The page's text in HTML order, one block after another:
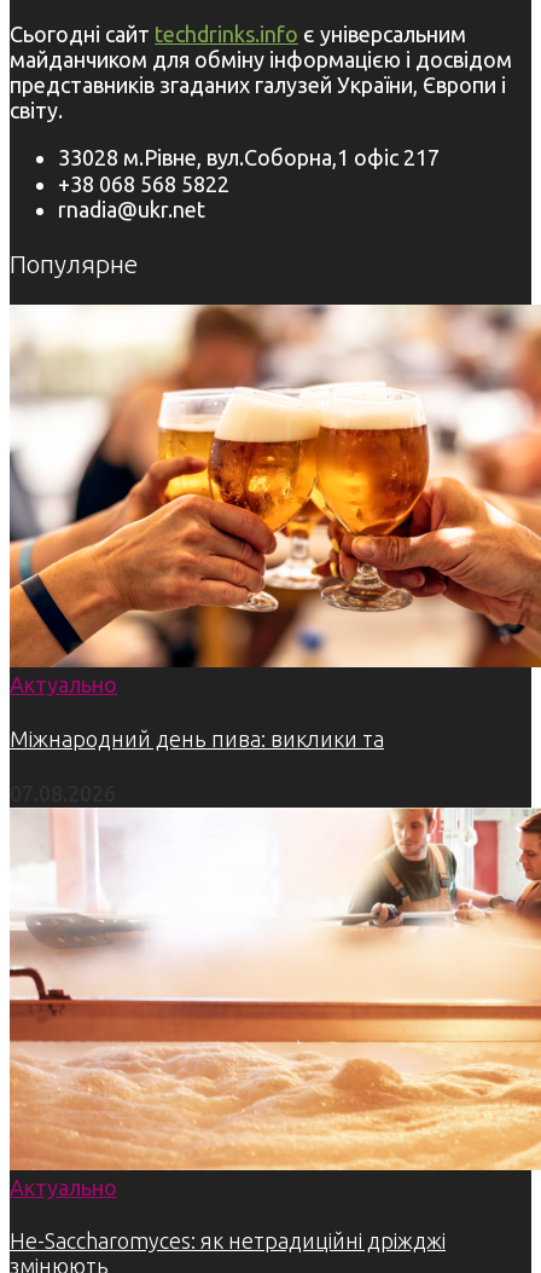
Сьогодні сайт techdrinks.info є універсальним
майданчиком для обміну інформацією і досвідом
представників згаданих галузей України, Європи і
світу.
33028 м.Рівне, вул.Соборна,1 офіс 217
+38 068 568 5822
rnadia@ukr.net
Популярне
Актуально
Міжнародний день пива: виклики та
Актуально
Не-Saccharomyces: як нетрадиційні дріжджі
змінюють